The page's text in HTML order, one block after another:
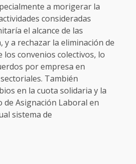
a morigerar la
consideradas
el alcance de las
y a rechazar la eliminación de
los convenios colectivos, lo
por empresa en
También
en la cuota solidaria y la
de Asignación Laboral en
sistema de